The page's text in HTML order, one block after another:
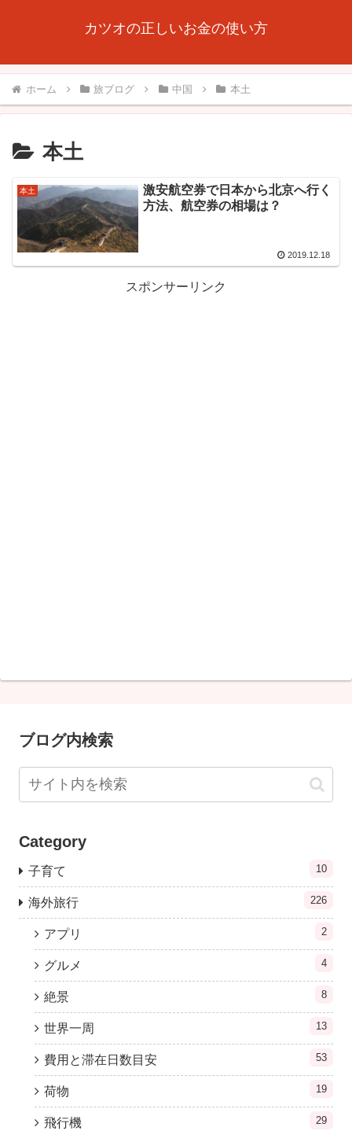
カツオの正しいお金の使い方
ホーム 旅ブログ 中国 本土
本土
本土
激安航空券で日本から北京へ行く
方法、航空券の相場は？
2019.12.18
スポンサーリンク
ブログ内検索
Category
子育て 10
海外旅行 226
アプリ 2
グルメ 4
絶景 8
世界一周 13
費用と滞在日数目安 53
荷物 19
飛行機 29